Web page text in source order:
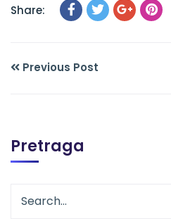
Share:
Previous Post
Pretraga